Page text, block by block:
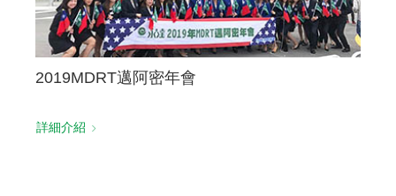
2019MDRT邁阿密年會
詳細介紹